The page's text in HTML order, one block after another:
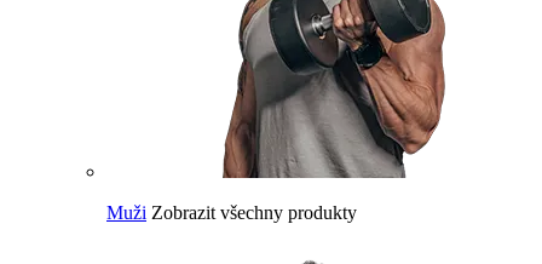
Muži Zobrazit všechny produkty